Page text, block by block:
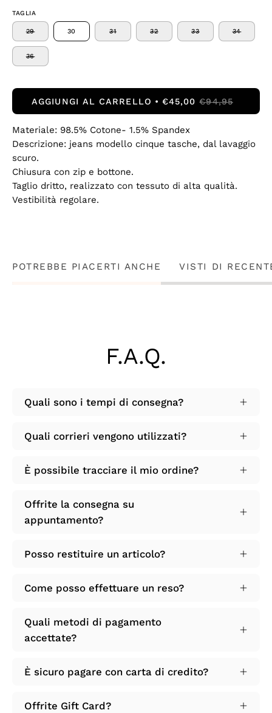
TAGLIA
29 30 31 32 33 34
36
AGGIUNGI AL CARRELLO €45,00 €94,95
Materiale: 98.5% Cotone- 1.5% Spandex
Descrizione: jeans modello cinque tasche, dal lavaggio
scuro.
Chiusura con zip e bottone.
Taglio dritto, realizzato con tessuto di alta qualità.
Vestibilità regolare.
POTREBBE PIACERTI ANCHE VISTI DI
F.A.Q.
Quali sono i tempi di consegna?
Quali corrieri vengono utilizzati?
È possibile tracciare il mio ordine?
Offrite la consegna su
appuntamento?
Posso restituire un articolo?
Come posso effettuare un reso?
Quali metodi di pagamento
accettate?
È sicuro pagare con carta di credito?
Offrite Gift Card?